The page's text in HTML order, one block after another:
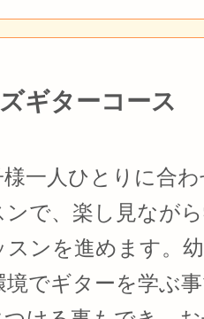
ギターコース
一人ひとりに合
で、楽し見なが
スンを進めます。
でギターを学ぶ